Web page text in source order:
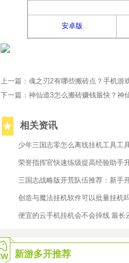
安卓版
上一篇：魂之刃2有哪些搬砖点？手机游
下一篇：神仙道3怎么搬砖赚钱最快？神
相关资讯
少年三国志零怎么离线挂机工具工
荣誉指挥官快速练级提高经验助手
三国志战略版开荒队伍推荐：新手
创造与魔法挂机软件可以批量挂机
便宜的云手机挂机会不会掉线 最长
新游多开推荐